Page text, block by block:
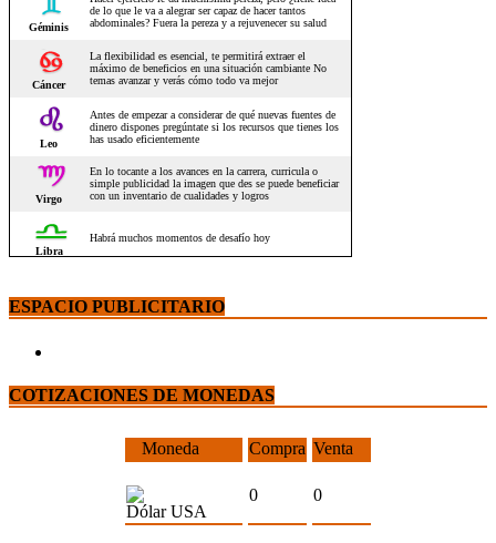
ESPACIO PUBLICITARIO
COTIZACIONES DE MONEDAS
Moneda Compra Venta
Dólar USA
0 0